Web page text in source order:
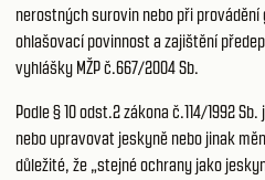
nerostných surovin nebo při
ohlašovací povinnost a zajištění
vyhlášky MŽP č.667/2004 Sb.
Podle § 10 odst.2 zákona č.114/1992
nebo upravovat jeskyně nebo jinak
důležité, že „stejné ochrany jako